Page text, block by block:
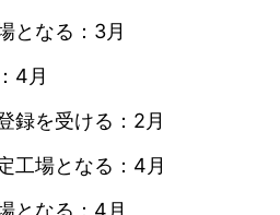
となる：3月
4月
録を受ける：2月
工場となる：4月
となる：4月